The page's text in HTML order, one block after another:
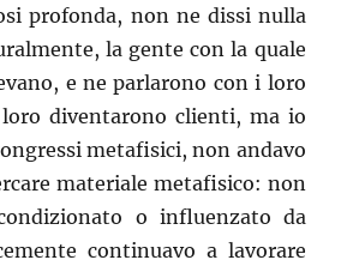
profonda, non ne dissi nulla
la gente con la quale
e ne parlarono con i loro
diventarono clienti, ma io
metafisici, non andavo
materiale metafisico: non
o influenzato da
continuavo a lavorare